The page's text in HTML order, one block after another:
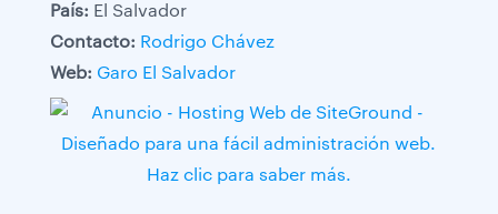
País: El Salvador
Contacto: Rodrigo Chávez
Web: Garo El Salvador